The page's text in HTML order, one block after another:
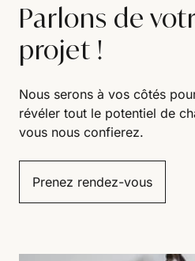
Parlons de
projet !
Nous serons à vos côtés
révéler tout le potentiel de
vous nous confierez.
Prenez rendez-vous